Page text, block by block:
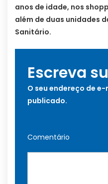
anos de idade, nos
além de duas unidades
Sanitário.
Escreva
O seu endereço de
publicado.
Comentário